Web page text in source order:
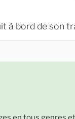
à bord de son